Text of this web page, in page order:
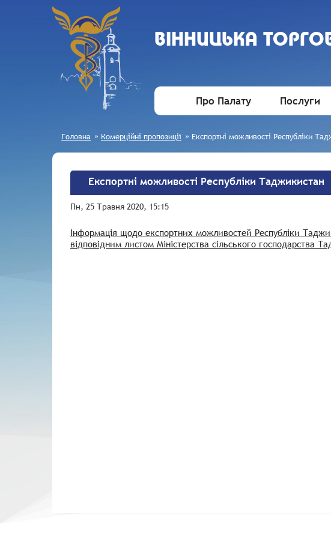
ВIННИЦЬКА
Про Палату Послуги
Головна » Комерційні пропозиції » Експортні можливості Республіки
Експортні можливості Республіки Таджикистан
Пн, 25 Травня 2020, 15:15
Інформація щодо експортних можливостей Республіки
відповідним листом Міністерства сільського господарства